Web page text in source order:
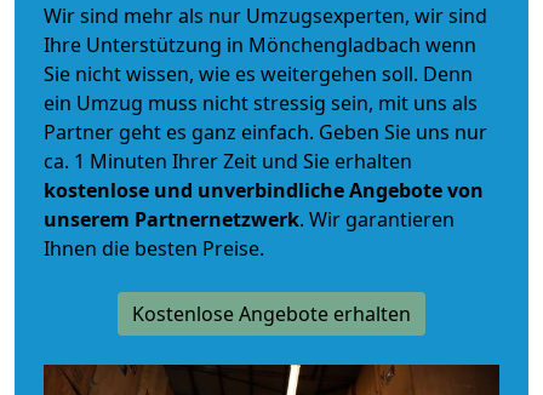
Wir sind mehr als nur Umzugsexperten, wir sind
Ihre Unterstützung in Mönchengladbach wenn
Sie nicht wissen, wie es weitergehen soll. Denn
ein Umzug muss nicht stressig sein, mit uns als
Partner geht es ganz einfach. Geben Sie uns nur
ca. 1 Minuten Ihrer Zeit und Sie erhalten
kostenlose und unverbindlicheAngebote von
unserem Partnernetzwerk. Wir garantieren
Ihnen die besten Preise.
Kostenlose Angebote erhalten